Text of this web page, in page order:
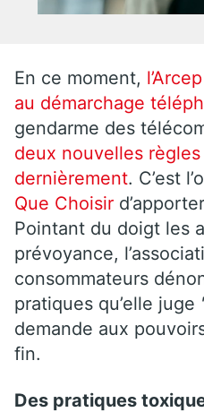
En ce moment,
au démarchage
gendarme des
deux nouvelles
dernièrement. C’est
Que Choisir
Pointant du doigt les
prévoyance,
consommateurs
pratiques qu’elle juge
demande aux
fin.
Des pratiques